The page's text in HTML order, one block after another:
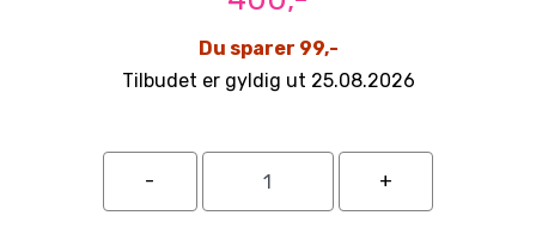
Du sparer 99,-
Tilbudet er gyldig ut 25.08.2026